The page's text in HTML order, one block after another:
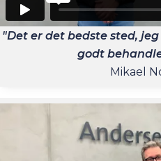
"Det er det bedste sted,
godt
Mikael